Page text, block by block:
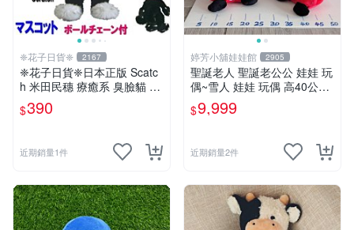
❈花子日貨❈ 2167
❈花子日貨❈日本正版 Scatc
h 米田民穗 療癒系 臭臉貓 抓
抓貓 玩偶吊飾 生日禮物 交換
禮物
$390
近期銷量1件
婷芳小舖娃娃館 2905
聖誕老人 聖誕老公公 娃娃 玩
偶~雪人 娃娃 玩偶 高40公分
聖誕老公公 交換禮物 聖誕娃
娃娃 耶誕禮物 聖誕節擺飾 全
$9,999
近期銷量2件